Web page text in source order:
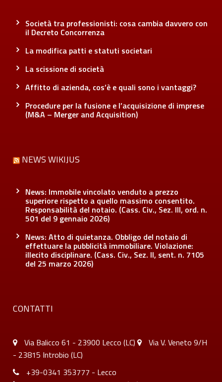
Società tra professionisti: cosa cambia davvero con
il Decreto Concorrenza
La modifica patti e statuti societari
La scissione di società
Affitto di azienda, cos’è e quali sono i vantaggi?
Procedure per la fusione e l’acquisizione di imprese
(M&A – Merger and Acquisition)
NEWS WIKIJUS
News: Immobile vincolato venduto a prezzo
superiore rispetto a quello massimo consentito.
Responsabilità del notaio. (Cass. Civ., Sez. III, ord. n.
501 del 9 gennaio 2026)
News: Atto di quietanza. Obbligo del notaio di
effettuare la pubblicità immobiliare. Violazione:
illecito disciplinare. (Cass. Civ., Sez. II, sent. n. 7105
del 25 marzo 2026)
CONTATTI
Via Balicco 61 - 23900 Lecco (LC)
Via V. Veneto 9/H
- 23815 Introbio (LC)
+39-0341 353777 - Lecco